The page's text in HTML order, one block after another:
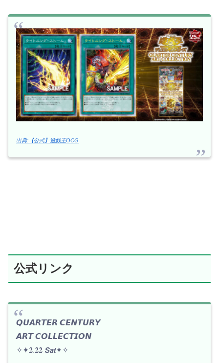
出典:【公式】遊戯王OCG
公式リンク
𝙌𝙐𝘼𝙍𝙏𝙀𝙍 𝘾𝙀𝙉𝙏𝙐𝙍𝙔
𝘼𝙍𝙏 𝘾𝙊𝙇𝙇𝙀𝘾𝙏𝙄𝙊𝙉
✧✦𝟐.𝟐𝟐 𝙎𝙖𝙩✦✧